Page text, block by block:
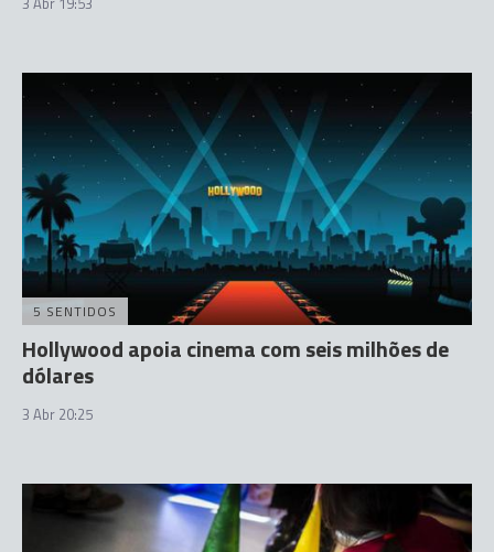
5 SENTIDOS
Hollywood apoia cinema com seis milhões de
dólares
3 Abr 20:25